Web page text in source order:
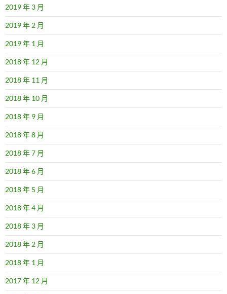
2019 年 3 月
2019 年 2 月
2019 年 1 月
2018 年 12 月
2018 年 11 月
2018 年 10 月
2018 年 9 月
2018 年 8 月
2018 年 7 月
2018 年 6 月
2018 年 5 月
2018 年 4 月
2018 年 3 月
2018 年 2 月
2018 年 1 月
2017 年 12 月